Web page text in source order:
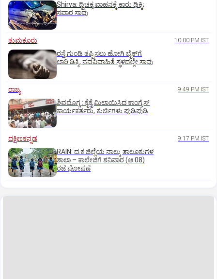
Shirva: ದ್ವಿಚಕ್ರ ವಾಹನಕ್ಕೆ ಕಾರು ಢಿಕ್ಕಿ;
ಸವಾರ ಸಾವು
ತುಮಕೂರು 10:00 PM IST
ರಸ್ತೆ ಗುಂಡಿ ತಪ್ಪಿಸಲು ಹೋಗಿ ಬೈಕ್‌ಗೆ
ಲಾರಿ ಡಿಕ್ಕಿ, ನವವಿವಾಹಿತೆ ಸ್ಥಳದಲ್ಲೇ ಸಾವು
ರಾಜ್ಯ 9:49 PM IST
ಶಿವಮೊಗ್ಗ : ಕೈಕೈ ಮಿಲಾಯಿಸಿದ ಕಾಂಗ್ರೆಸ್
ಕಾರ್ಯಕರ್ತರು, ಕುರ್ಚಿಗಳು ಪುಡಿಪುಡಿ
ದಕ್ಷಿಣಕನ್ನಡ 9:17 PM IST
RAIN: ದ.ಕ ಜಿಲ್ಲೆಯ ನಾಲ್ಕು ತಾಲೂಕುಗಳ
ಶಾಲಾ – ಕಾಲೇಜಿಗೆ ಶನಿವಾರ (ಆ.08)
ರಜೆ ಘೋಷಣೆ